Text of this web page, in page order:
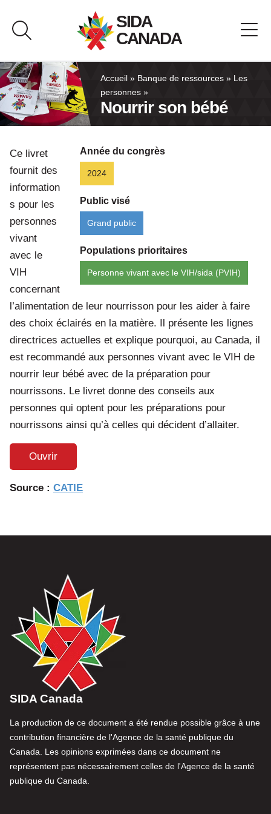
contenu
SIDA
CANADA
À propos de SIDA Canada
Banque de ressources
Pavillon du Canada
Nous joindre
English
Accueil » Banque de ressources » Les
personnes »
Nourrir son bébé
Année du congrès
2024
Public visé
Grand public
Populations prioritaires
Personne vivant avec le VIH/sida (PVIH)
Ce livret
fournit des
information
s pour les
personnes
vivant
avec le
VIH
concernant
l’alimentation de leur nourrisson pour les aider à faire
des choix éclairés en la matière. Il présente les lignes
directrices actuelles et explique pourquoi, au Canada, il
est recommandé aux personnes vivant avec le VIH de
nourrir leur bébé avec de la préparation pour
nourrissons. Le livret donne des conseils aux
personnes qui optent pour les préparations pour
nourrissons ainsi qu’à celles qui décident d’allaiter.
Ouvrir
Source : CATIE
SIDA Canada
La production de ce document a été rendue possible grâce à une
contribution financière de l'Agence de la santé publique du
Canada. Les opinions exprimées dans ce document ne
représentent pas nécessairement celles de l'Agence de la santé
publique du Canada.